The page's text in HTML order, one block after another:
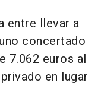
entre llevar a
concertado
7.062 euros al
en lugar